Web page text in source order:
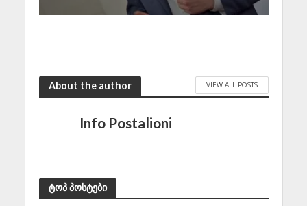
About the author VIEW ALL POSTS
Info Postalioni
ტოპ პოსტები